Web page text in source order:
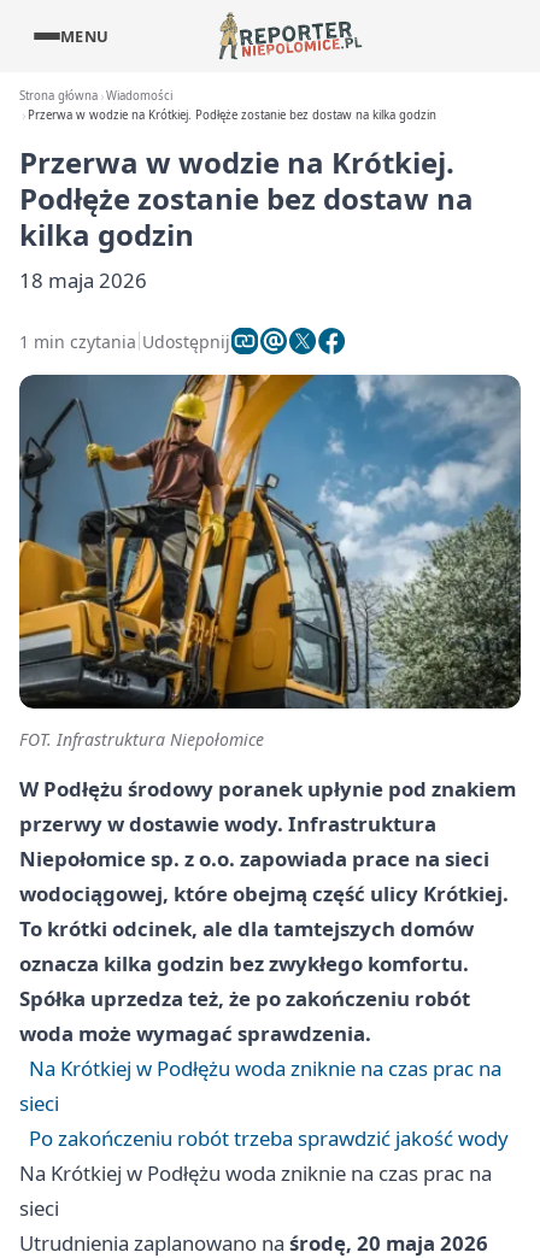
MENU
Strona główna Wiadomości
Przerwa w wodzie na Krótkiej. Podłęże zostanie bez dostaw na kilka godzin
Przerwa w wodzie na Krótkiej.
Podłęże zostanie bez dostaw na
kilka godzin
18 maja 2026
1 min czytania Udostępnij
FOT. Infrastruktura Niepołomice
W Podłężu środowy poranek upłynie pod znakiem
przerwy w dostawie wody. Infrastruktura
Niepołomice sp. z o.o. zapowiada prace na sieci
wodociągowej, które obejmą część ulicy Krótkiej.
To krótki odcinek, ale dla tamtejszych domów
oznacza kilka godzin bez zwykłego komfortu.
Spółka uprzedza też, że po zakończeniu robót
woda może wymagać sprawdzenia.
Na Krótkiej w Podłężu woda zniknie na czas prac na
sieci
Po zakończeniu robót trzeba sprawdzić jakość wody
Na Krótkiej w Podłężu woda zniknie na czas prac na
sieci
Utrudnienia zaplanowano na środę, 20 maja 2026